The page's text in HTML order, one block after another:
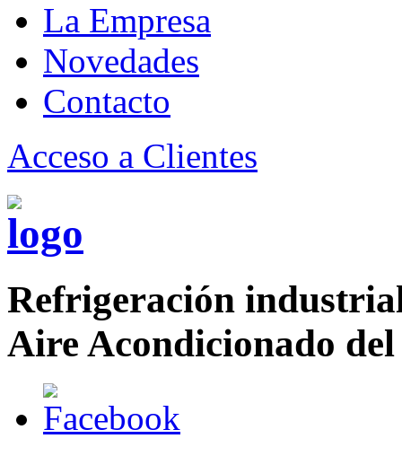
La Empresa
Novedades
Contacto
Acceso a Clientes
Refrigeración
Aire Acondicionado